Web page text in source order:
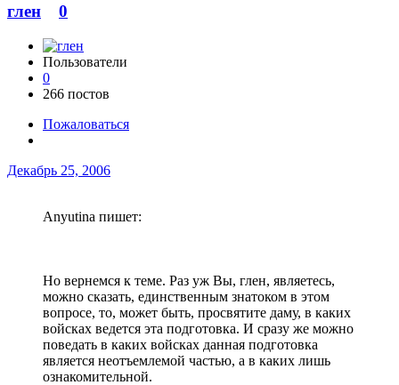
глен 0
Пользователи
0
266 постов
Пожаловаться
Декабрь 25, 2006
Anyutina пишет:
Но вернемся к теме. Раз уж Вы, глен, являетесь,
можно сказать, единственным знатоком в этом
вопросе, то, может быть, просвятите даму, в каких
войсках ведется эта подготовка. И сразу же можно
поведать в каких войсках данная подготовка
является неотъемлемой частью, а в каких лишь
ознакомительной.